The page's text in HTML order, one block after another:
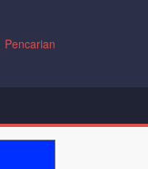
Pencarian